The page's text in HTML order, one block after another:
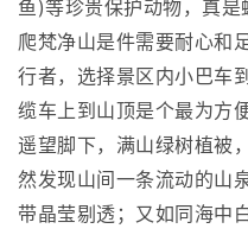
鱼)等珍贵保护动物，真
爬梵净山是件需要耐心和
行者，选择景区内小巴车
缆车上到山顶是个最为方
遥望脚下，满山绿树植被
然发现山间一条流动的山
带晶莹剔透；又如同海中